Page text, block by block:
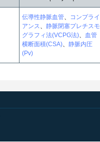
伝導性静脈血管、 コンプライ
アンス、 静脈閉塞プレチスモ
グラフィ法(VCPG法)、 血管
横断面積(CSA)、 静脈内圧
(Pv)